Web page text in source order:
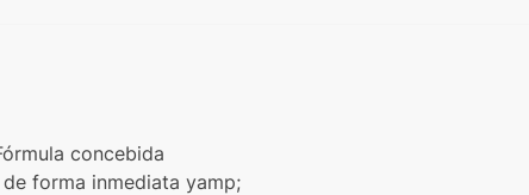
concebida
forma inmediata yamp;